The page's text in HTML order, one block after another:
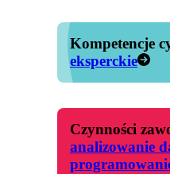
Kompetencje
eksperckie
Czynności
analizowanie